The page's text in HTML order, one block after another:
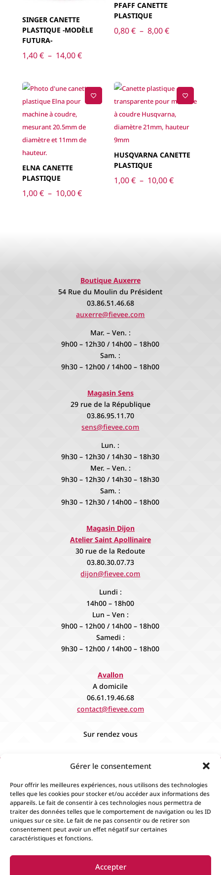
Gérer le consentement
Pour offrir les meilleures expériences, nous utilisons des technologies
telles que les cookies pour stocker et/ou accéder aux informations des
appareils. Le fait de consentir à ces technologies nous permettra de
traiter des données telles que le comportement de navigation ou les ID
uniques sur ce site. Le fait de ne pas consentir ou de retirer son
consentement peut avoir un effet négatif sur certaines
caractéristiques et fonctions.
Accepter
SINGER CANETTE
PLASTIQUE -MODÈLE
FUTURA-
1,40€ – 14,00€Plage
1,40 €
à
PFAFF CANETTE
PLASTIQUE
0,80€ – 8,00€Plage
8,00 €
ELNA CANETTE
PLASTIQUE
1,00€ – 10,00€Plage
HUSQVARNA CANETTE
PLASTIQUE
1,00€ – 10,00€Plage
Boutique Auxerre
54 Rue du Moulin du Président
03.86.51.46.68
auxerre@fievee.com
Mar. – Ven. :
9h00 – 12h30 / 14h00 – 18h00
Sam. :
9h30 – 12h00 / 14h00 – 18h00
Magasin Sens
29 rue de la République
03.86.95.11.70
sens@fievee.com
Lun. :
9h30 – 12h30 / 14h30 – 18h30
Mer. – Ven. :
9h30 – 12h30 / 14h30 – 18h30
Sam. :
9h30 – 12h30 / 14h00 – 18h00
Magasin Dijon
Atelier Saint Apollinaire
30 rue de la Redoute
03.80.30.07.73
dijon@fievee.com
Lundi :
14h00 – 18h00
Lun – Ven :
9h00 – 12h00 / 14h00 – 18h00
Samedi :
9h30 – 12h00 / 14h00 – 18h00
Avallon
A domicile
06.61.19.46.68
contact@fievee.com
Sur rendez vous
Accueil Contact Boutique
Événements
Mentions Légales
Conditions générales de